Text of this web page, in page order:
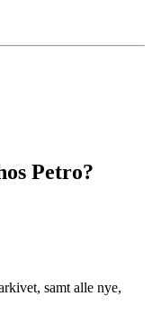
Petro?
samt alle nye,